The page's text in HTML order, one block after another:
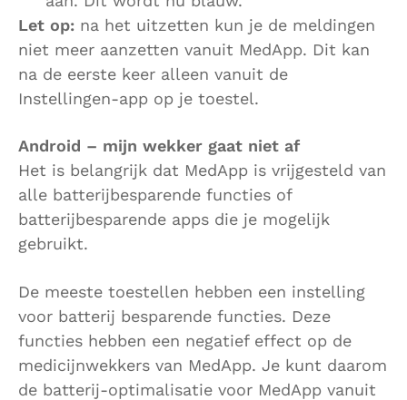
Let op: na het uitzetten kun je de meldingen
niet meer aanzetten vanuit MedApp. Dit kan
na de eerste keer alleen vanuit de
Instellingen-app op je toestel.
Android – mijn wekker gaat niet af
Het is belangrijk dat MedApp is vrijgesteld van
alle batterijbesparende functies of
batterijbesparende apps die je mogelijk
gebruikt.
De meeste toestellen hebben een instelling
voor batterij besparende functies. Deze
functies hebben een negatief effect op de
medicijnwekkers van MedApp. Je kunt daarom
de batterij-optimalisatie voor MedApp vanuit